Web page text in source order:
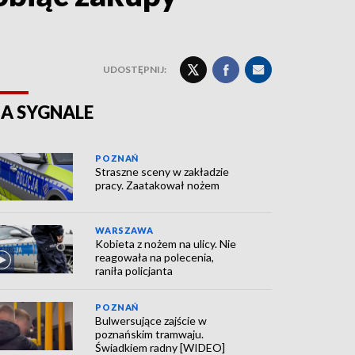
UDOSTĘPNIJ:
SYGNALE
POZNAŃ
Straszne sceny w zakładzie
pracy. Zaatakował nożem
WARSZAWA
Kobieta z nożem na ulicy. Nie
reagowała na polecenia,
raniła policjanta
POZNAŃ
Bulwersujące zajście w
poznańskim tramwaju.
Świadkiem radny [WIDEO]